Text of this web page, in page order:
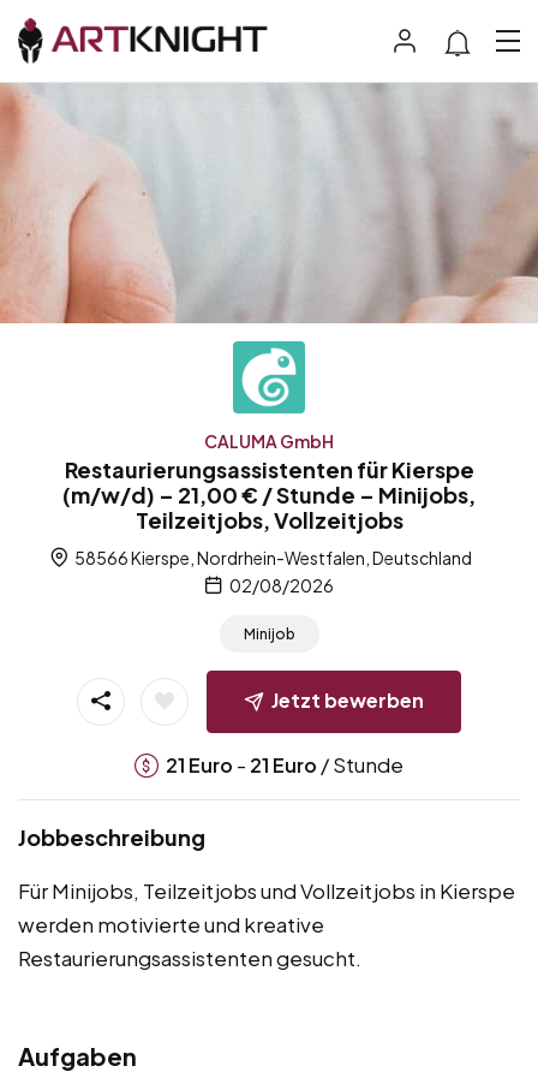
CALUMA GmbH
Restaurierungsassistenten für Kierspe
(m/w/d) – 21,00 € / Stunde – Minijobs,
Teilzeitjobs, Vollzeitjobs
58566 Kierspe, Nordrhein-Westfalen, Deutschland
02/08/2026
Minijob
Jetzt bewerben
21 Euro - 21 Euro / Stunde
Jobbeschreibung
Für Minijobs, Teilzeitjobs und Vollzeitjobs in Kierspe
werden motivierte und kreative
Restaurierungsassistenten gesucht.
Aufgaben